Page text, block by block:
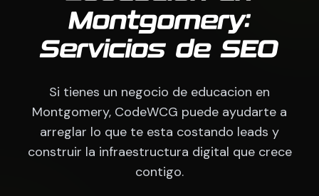
Montgomery:
Servicios de SEO
Si tienes un negocio de educacion en
Montgomery, CodeWCG puede ayudarte a
arreglar lo que te esta costando leads y
construir la infraestructura digital que crece
contigo.